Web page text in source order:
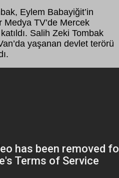
Eylem Babayiğit’in
Medya TV’de Mercek
Salih Zeki Tombak
yaşanan devlet terörü